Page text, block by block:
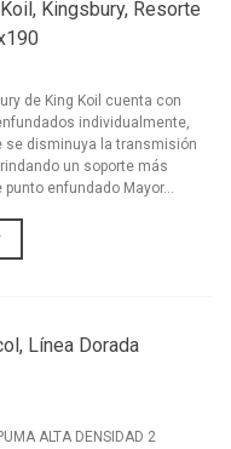
Kingsbury, Resorte
de King Koil cuenta con
individualmente,
se disminuya la transmisión
un soporte más
punto enfundado Mayor...
Línea Dorada
ALTA DENSIDAD 2